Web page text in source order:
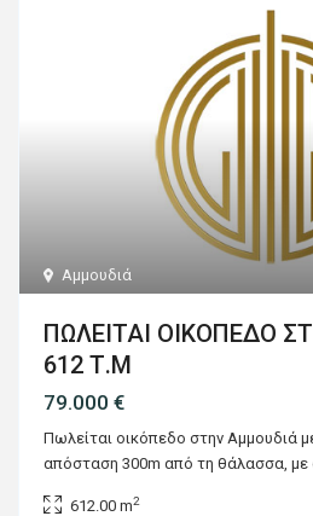
Αμμουδιά
ΠΩΛΕΙΤΑΙ ΟΙΚΟΠΕΔΟ
612 Τ.Μ
79.000 €
Πωλείται οικόπεδο στην Αμμουδιά
απόσταση 300m από τη θάλασσα, με
612.00 m2